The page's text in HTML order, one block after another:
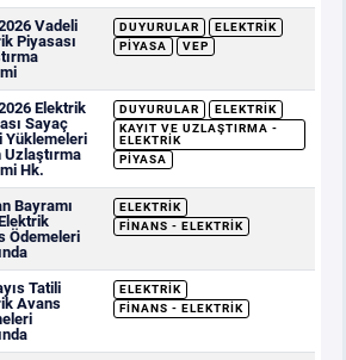
Vadeli
Piyasası
DUYURULAR
ELEKTRIK
PIYASA
VEP
Elektrik
Sayaç
Yüklemeleri
Uzlaştırma
Hk.
DUYURULAR
ELEKTRIK
KAYIT VE UZLAŞTIRMA -
ELEKTRIK
PIYASA
Bayramı
Ödemeleri
ELEKTRIK
FINANS - ELEKTRIK
Tatili
Avans
ELEKTRIK
FINANS - ELEKTRIK